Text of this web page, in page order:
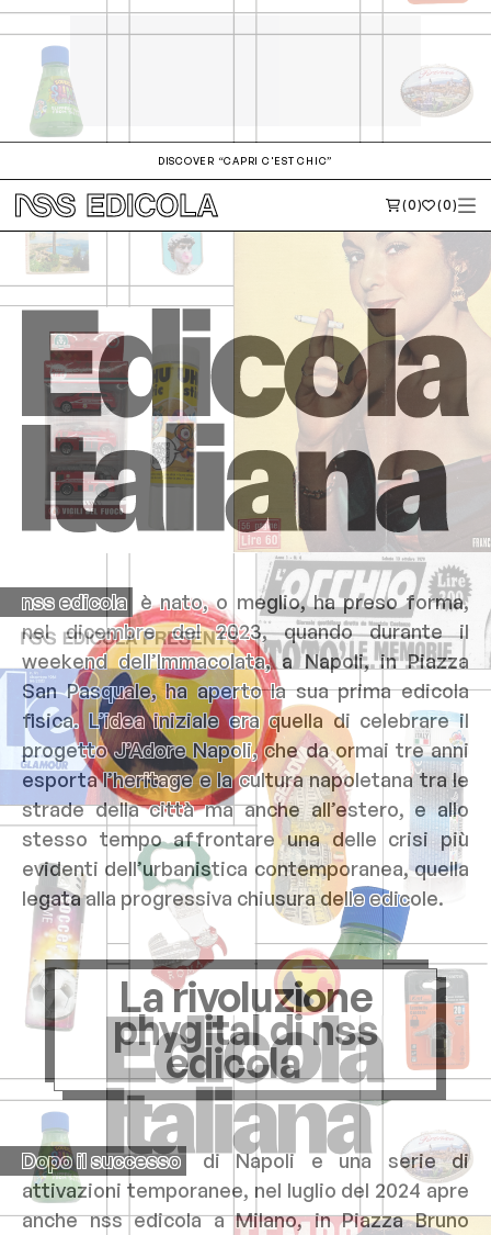
DISCOVER “CAPRI C'EST CHIC”
(0) (0)
nss edicola è nato, o meglio, ha preso forma,
nel dicembre del 2023, quando durante il
weekend dell’Immacolata, a Napoli, in Piazza
San Pasquale, ha aperto la sua prima edicola
fisica. L’idea iniziale era quella di celebrare il
progetto J’Adore Napoli, che da ormai tre anni
esporta l’heritage e la cultura napoletana tra le
strade della città ma anche all’estero, e allo
stesso tempo affrontare una delle crisi più
evidenti dell’urbanistica contemporanea, quella
legata alla progressiva chiusura delle edicole.
Larivoluzione
phygitaldi nss
edicola
Dopo il successo di Napoli e una serie di
attivazioni temporanee, nel luglio del 2024 apre
anche nss edicola a Milano, in Piazza Bruno